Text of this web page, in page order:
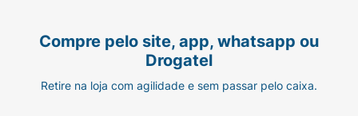
Compre pelo site, app, whatsapp ou
Drogatel
Retire na loja com agilidade e sem passar pelo caixa.